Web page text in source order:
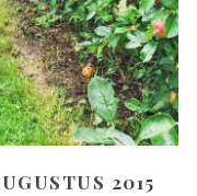
2015